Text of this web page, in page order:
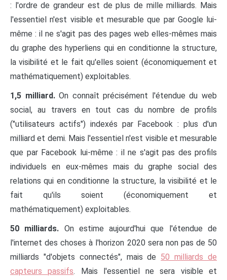
: l'ordre de grandeur est de plus de mille milliards. Mais
l'essentiel n'est visible et mesurable que par Google lui-
même : il ne s'agit pas des pages web elles-mêmes mais
du graphe des hyperliens qui en conditionne la structure,
la visibilité et le fait qu'elles soient (économiquement et
mathématiquement) exploitables.
1,5 milliard.On connaît précisément l'étendue du web
social, au travers en tout cas du nombre de profils
("utilisateurs actifs") indexés par Facebook : plus d'un
milliard et demi. Mais l'essentiel n'est visible et mesurable
que par Facebook lui-même : il ne s'agit pas des profils
individuels en eux-mêmes mais du graphe social des
relations qui en conditionne la structure, la visibilité et le
fait qu'ils soient (économiquement et
mathématiquement) exploitables.
50 milliards. On estime aujourd'hui que l'étendue de
l'internet des choses à l'horizon 2020 sera non pas de 50
milliards "d'objets connectés", mais de 50 milliards de
capteurs passifs. Mais l'essentiel ne sera visible et